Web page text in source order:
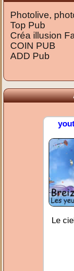
Photolive,
Top Pub
Créa illusion
COIN PUB
ADD Pub
Le